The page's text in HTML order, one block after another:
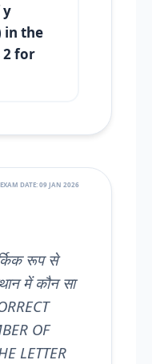
y
in the
2 for
EXAM DATE: 09 JAN 2026
रूप से
में कौन सा
OF
LETTER